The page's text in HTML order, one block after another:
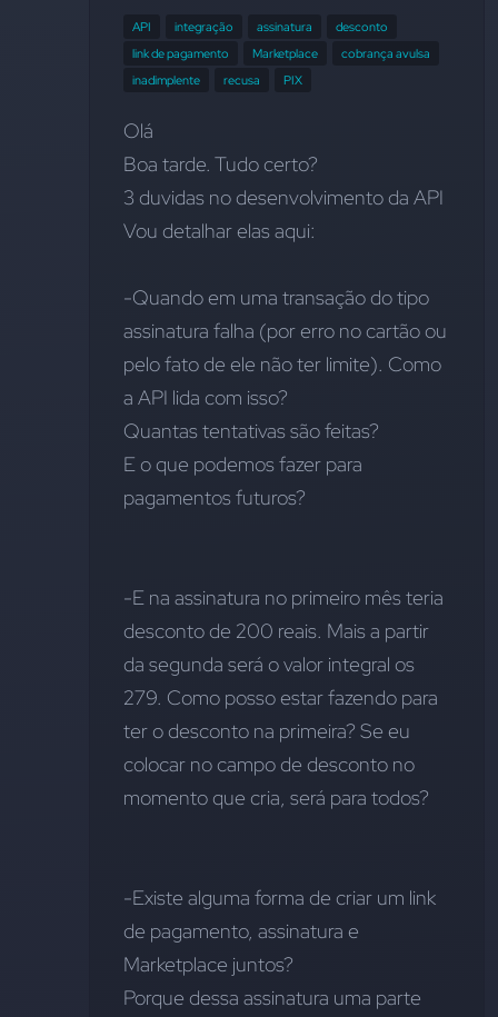
API integração assinatura
desconto
link de pagamento
Marketplace
cobrança avulsa
inadimplente
recusa PIX
Olá
Boa tarde. Tudo certo?
3 duvidas no desenvolvimento da API
Vou detalhar elas aqui:
-Quando em uma transação do tipo
assinatura falha (por erro no cartão ou
pelo fato de ele não ter limite). Como
a API lida com isso?
Quantas tentativas são feitas?
E o que podemos fazer para
pagamentos futuros?
-E na assinatura no primeiro mês teria
desconto de 200 reais. Mais a partir
da segunda será o valor integral os
279. Como posso estar fazendo para
ter o desconto na primeira? Se eu
colocar no campo de desconto no
momento que cria, será para todos?
-Existe alguma forma de criar um link
de pagamento, assinatura e
Marketplace juntos?
Porque dessa assinatura uma parte